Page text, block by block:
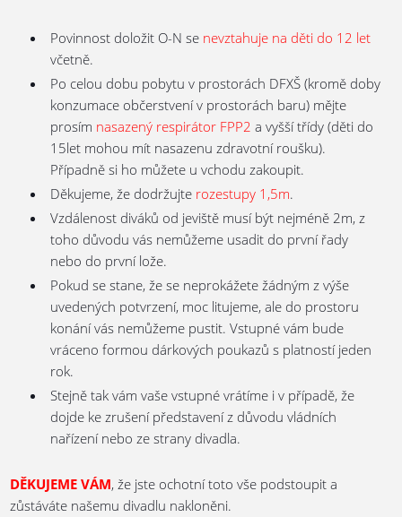
Povinnost doložit O-N se nevztahuje na děti do 12 let
včetně.
Po celou dobu pobytu v prostorách DFXŠ (kromě doby
konzumace občerstvení v prostorách baru) mějte
prosím nasazený respirátor FPP2 a vyšší třídy (děti do
15let mohou mít nasazenu zdravotní roušku).
Případně si ho můžete u vchodu zakoupit.
Děkujeme, že dodržujte rozestupy 1,5m.
Vzdálenost diváků od jeviště musí být nejméně 2m, z
toho důvodu vás nemůžeme usadit do první řady
nebo do první lože.
Pokud se stane, že se neprokážete žádným z výše
uvedených potvrzení, moc litujeme, ale do prostoru
konání vás nemůžeme pustit. Vstupné vám bude
vráceno formou dárkových poukazů s platností jeden
rok.
Stejně tak vám vaše vstupné vrátíme i v případě, že
dojde ke zrušení představení z důvodu vládních
nařízení nebo ze strany divadla.
DĚKUJEME VÁM, že jste ochotní toto vše podstoupit a
zůstáváte našemu divadlu nakloněni.